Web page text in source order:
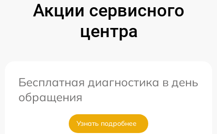
Акции сервисного
центра
Бесплатная диагностика в день
обращения
Узнать подробнее